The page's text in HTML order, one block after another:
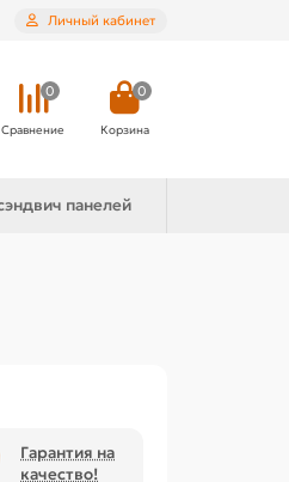
Личный кабинет
0
Сравнение
0
Корзина
панелей
Гарантия на
качество!